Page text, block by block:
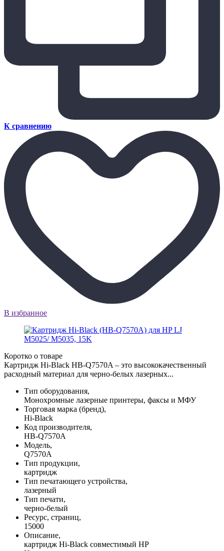
К сравнению
В избранное
Коротко о товаре
Картридж Hi-Black HB-Q7570A – это высококачественный
расходный материал для черно-белых лазерных...
Тип оборудования,
Монохромные лазерные принтеры, факсы и МФУ
Торговая марка (бренд),
Hi-Black
Код производителя,
HB-Q7570A
Модель,
Q7570A
Тип продукции,
картридж
Тип печатающего устройства,
лазерный
Тип печати,
черно-белый
Ресурс, страниц,
15000
Описание,
картридж Hi-Black совместимый HP